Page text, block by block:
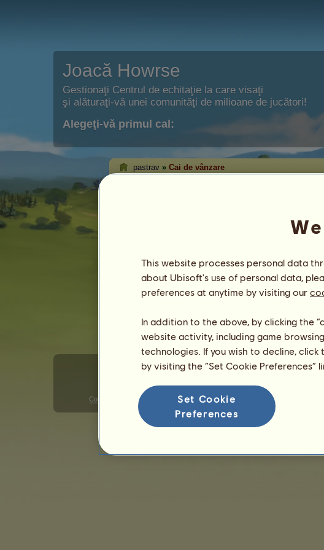
Joacă Howrse
Gestionaţi Centrul de echitaţie la care visaţi
şi alăturaţi-vă unei comunităţi de milioane de jucători!
Alegeţi-vă primul cal:
pastrav » Cai de vânzare
Cal
Condiţii generale de utilizare Politica de confidenţialitate Termeni de
This website processes personal data
about Ubisoft's use of personal data,
preferences at anytime by visiting our
In addition to the above, by clicking the
website activity, including game
technologies. If you wish to decline, click
by visiting the “Set Cookie
Set Cookie
Preferences